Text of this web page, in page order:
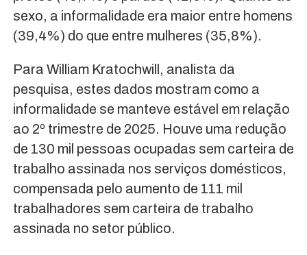
sexo, a informalidade era maior entre homens
(39,4%) do que entre mulheres (35,8%).
Para William Kratochwill, analista da
pesquisa, estes dados mostram como a
informalidade se manteve estável em relação
ao 2º trimestre de 2025. Houve uma redução
de 130 mil pessoas ocupadas sem carteira de
trabalho assinada nos serviços domésticos,
compensada pelo aumento de 111 mil
trabalhadores sem carteira de trabalho
assinada no setor público.